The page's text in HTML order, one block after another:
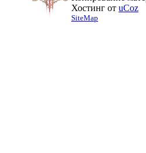
Хостинг от uCoz
SiteMap